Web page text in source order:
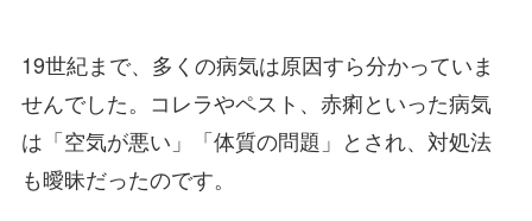
19世紀まで、多くの病気は原因すら分かっていま
せんでした。コレラやペスト、赤痢といった病気
は「空気が悪い」「体質の問題」とされ、対処法
も曖昧だったのです。